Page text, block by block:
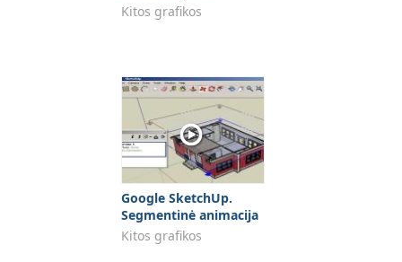
Kitos grafikos
Google SketchUp.
Segmentinė animacija
Kitos grafikos